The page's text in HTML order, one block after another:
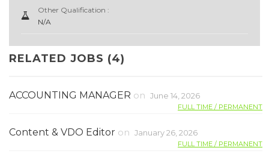
Other Qualification :
N/A
RELATED JOBS (4)
ACCOUNTING MANAGER on June 14, 2026
FULL TIME / PERMANENT
Content & VDO Editor on January 26, 2026
FULL TIME / PERMANENT